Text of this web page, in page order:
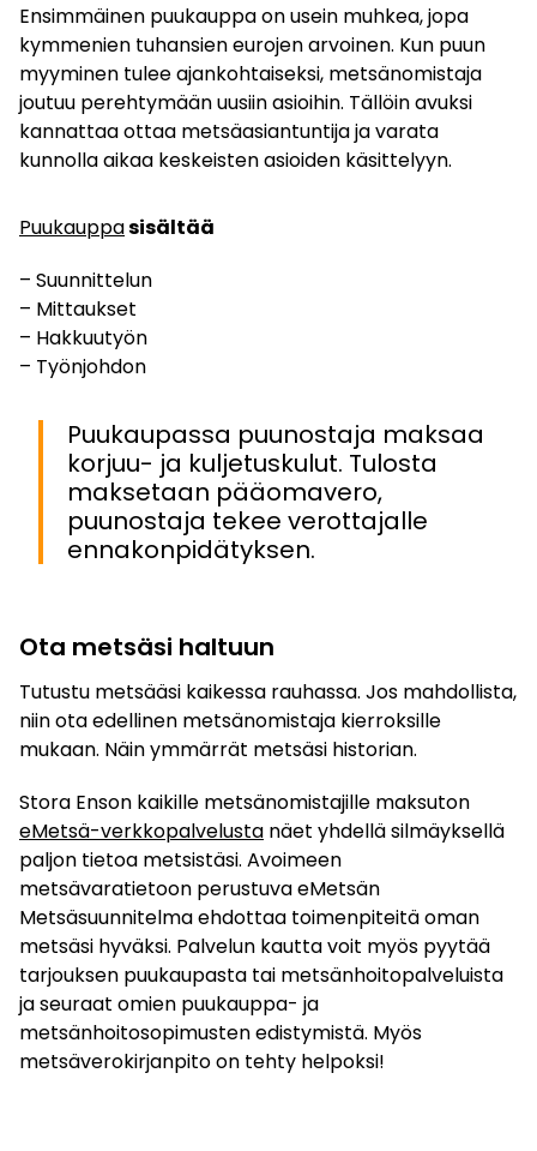
Ensimmäinen puukauppa on usein muhkea, jopa
kymmenien tuhansien eurojen arvoinen. Kun puun
myyminen tulee ajankohtaiseksi, metsänomistaja
joutuu perehtymään uusiin asioihin. Tällöin avuksi
kannattaa ottaa metsäasiantuntija ja varata
kunnolla aikaa keskeisten asioiden käsittelyyn.
Puukauppasisältää
– Suunnittelun
– Mittaukset
– Hakkuutyön
– Työnjohdon
Puukaupassa puunostaja maksaa
korjuu- ja kuljetuskulut. Tulosta
maksetaan pääomavero,
puunostaja tekee verottajalle
ennakonpidätyksen.
Ota metsäsi haltuun
Tutustu metsääsi kaikessa rauhassa. Jos mahdollista,
niin ota edellinen metsänomistaja kierroksille
mukaan. Näin ymmärrät metsäsi historian.
Stora Enson kaikille metsänomistajille maksuton
eMetsä-verkkopalvelusta näet yhdellä silmäyksellä
paljon tietoa metsistäsi. Avoimeen
metsävaratietoon perustuva eMetsän
Metsäsuunnitelma ehdottaa toimenpiteitä oman
metsäsi hyväksi. Palvelun kautta voit myös pyytää
tarjouksen puukaupasta tai metsänhoitopalveluista
ja seuraat omien puukauppa- ja
metsänhoitosopimusten edistymistä. Myös
metsäverokirjanpito on tehty helpoksi!